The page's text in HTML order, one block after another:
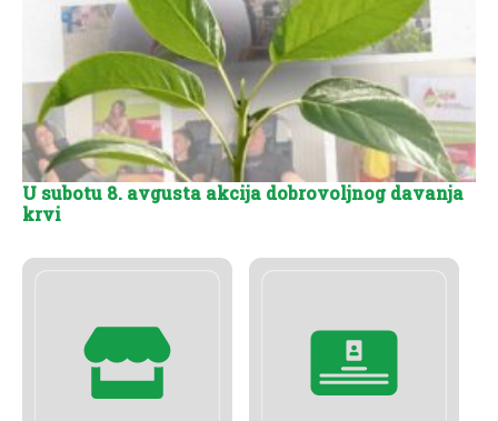
U subotu 8. avgusta akcija dobrovoljnog davanja
krvi